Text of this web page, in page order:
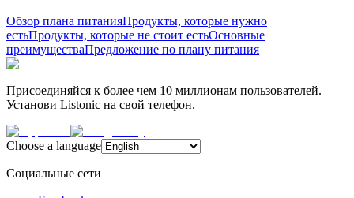
Обзор плана питанияПродукты, которые нужно
естьПродукты, которые не стоит естьОсновные
преимуществаПредложение по плану питания
Присоединяйся к более чем 10 миллионам пользователей.
Установи Listonic на свой телефон.
Choose a language
Социальные сети